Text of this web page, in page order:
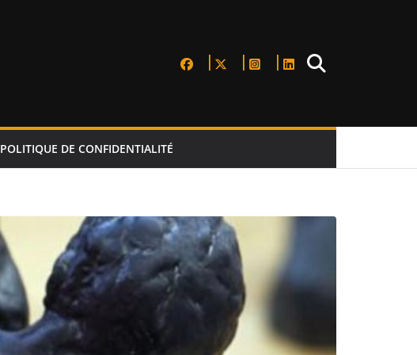
POLITIQUE DE CONFIDENTIALITÉ